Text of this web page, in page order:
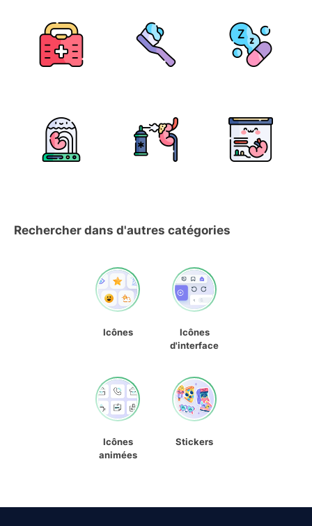
Rechercher dans d'autres catégories
Icônes
Icônes
d'interface
Icônes
animées
Stickers